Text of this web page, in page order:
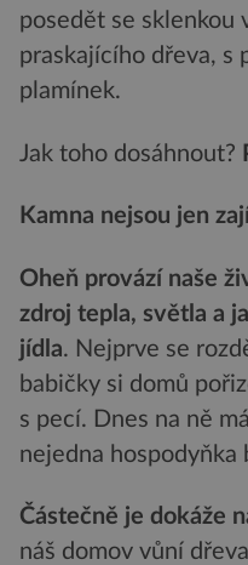
posedět se sklenkou
praskajícího dřeva, s
plamínek.
Jak toho dosáhnout?
Kamna nejsou jen
Oheň provází naše
zdroj tepla, světla a
jídla. Nejprve se
babičky si domů
s pecí. Dnes na ně
nejedna hospodyňka
Částečně je dokáže
náš domov vůní